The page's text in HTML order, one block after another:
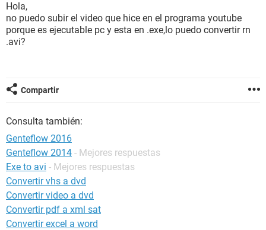
Hola,
no puedo subir el video que hice en el programa youtube
porque es ejecutable pc y esta en .exe,lo puedo convertir rn
.avi?
Compartir
Consulta también:
Genteflow 2016
Genteflow 2014 - Mejores respuestas
Exe to avi - Mejores respuestas
Convertir vhs a dvd
Convertir video a dvd
Convertir pdf a xml sat
Convertir excel a word